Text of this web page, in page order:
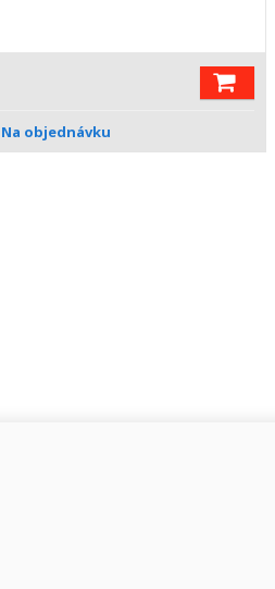
Na objednávku